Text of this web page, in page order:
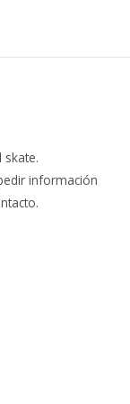
skate.
información